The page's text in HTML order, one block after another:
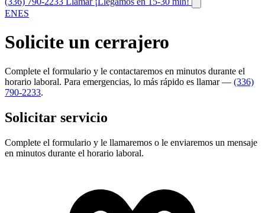
ENES
Solicite un cerrajero
Complete el formulario y le contactaremos en minutos durante el
horario laboral. Para emergencias, lo más rápido es llamar — (336)
790-2233.
Solicitar servicio
Complete el formulario y le llamaremos o le enviaremos un mensaje
en minutos durante el horario laboral.